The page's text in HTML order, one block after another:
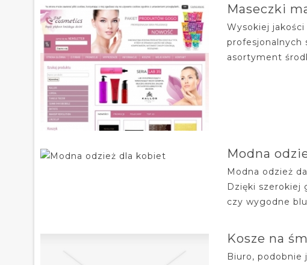
Maseczki
Wysokiej
profesjonalnych
asortyment
Modna
Modna odzież
Dzięki szerokiej
czy wygodne
Kosze na
Biuro, podobnie